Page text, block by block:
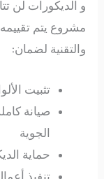
و الديكورات لن
مشروع يتم تقييمه
والتقنية لضمان:
تثبيت
صيانة
الجوية
حماية
تنفيذ